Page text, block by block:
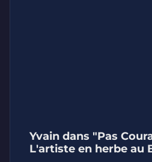
Yvain dans "Pas
L'artiste en herbe au